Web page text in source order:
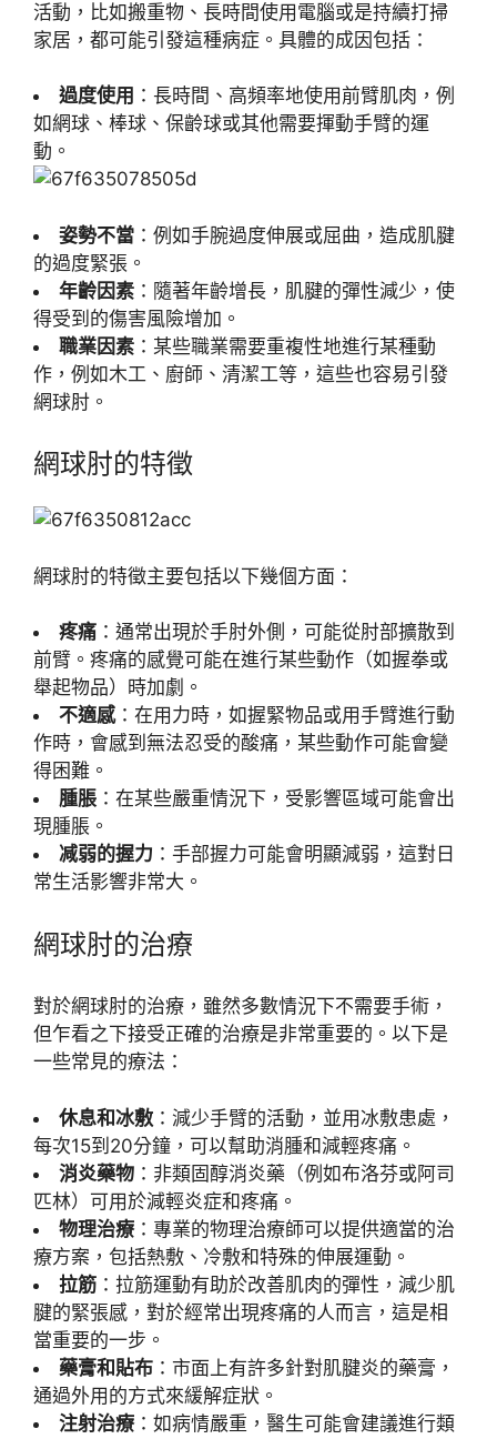
活動，比如搬重物、長時間使用電腦或是持續打掃
家居，都可能引發這種病症。具體的成因包括：
過度使用 ：長時間、高頻率地使用前臂肌肉，例
如網球、棒球、保齡球或其他需要揮動手臂的運
動。
姿勢不當 ：例如手腕過度伸展或屈曲，造成肌腱
的過度緊張。
年齡因素 ：隨著年齡增長，肌腱的彈性減少，使
得受到的傷害風險增加。
職業因素 ：某些職業需要重複性地進行某種動
作，例如木工、廚師、清潔工等，這些也容易引發
網球肘。
網球肘的特徵
網球肘的特徵主要包括以下幾個方面：
疼痛 ：通常出現於手肘外側，可能從肘部擴散到
前臂。疼痛的感覺可能在進行某些動作（如握拳或
舉起物品）時加劇。
不適感：在用力時，如握緊物品或用手臂進行動
作時，會感到無法忍受的酸痛，某些動作可能會變
得困難。
腫脹 ：在某些嚴重情況下，受影響區域可能會出
現腫脹。
减弱的握力 ：手部握力可能會明顯減弱，這對日
常生活影響非常大。
網球肘的治療
對於網球肘的治療，雖然多數情況下不需要手術，
但乍看之下接受正確的治療是非常重要的。以下是
一些常見的療法：
休息和冰敷 ：減少手臂的活動，並用冰敷患處，
每次15到20分鐘，可以幫助消腫和減輕疼痛。
消炎藥物 ：非類固醇消炎藥（例如布洛芬或阿司
匹林）可用於減輕炎症和疼痛。
物理治療：專業的物理治療師可以提供適當的治
療方案，包括熱敷、冷敷和特殊的伸展運動。
拉筋 ：拉筋運動有助於改善肌肉的彈性，減少肌
腱的緊張感，對於經常出現疼痛的人而言，這是相
當重要的一步。
藥膏和貼布 ：市面上有許多針對肌腱炎的藥膏，
通過外用的方式來緩解症狀。
注射治療：如病情嚴重，醫生可能會建議進行類